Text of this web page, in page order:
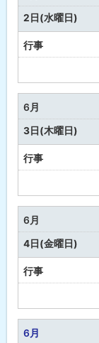
し
2日(水曜日)
行事
定
な
し
6月
3日(木曜日)
行事
定
な
し
6月
4日(金曜日)
行事
定
な
6月